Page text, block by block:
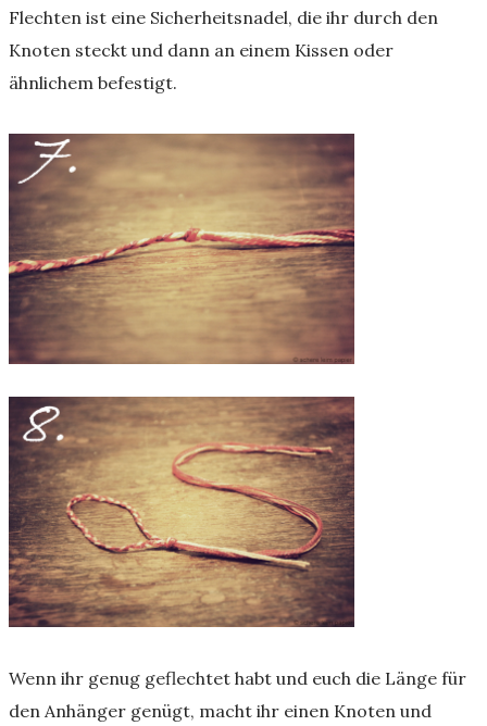
Flechten ist eine Sicherheitsnadel, die ihr durch den
Knoten steckt und dann an einem Kissen oder
ähnlichem befestigt.
Wenn ihr genug geflechtet habt und euch die Länge für
den Anhänger genügt, macht ihr einen Knoten und